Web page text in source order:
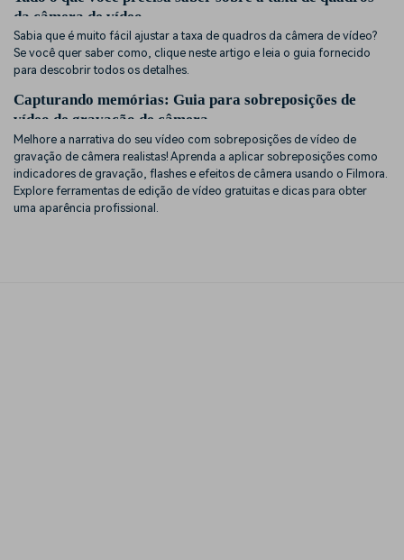
da câmera de vídeo
Sabia que é muito fácil ajustar a taxa de quadros da câmera de vídeo?
Se você quer saber como, clique neste artigo e leia o guia fornecido
para descobrir todos os detalhes.
Capturando memórias: Guia para sobreposições de
vídeo de gravação de câmera
Melhore a narrativa do seu vídeo com sobreposições de vídeo de
gravação de câmera realistas! Aprenda a aplicar sobreposições como
indicadores de gravação, flashes e efeitos de câmera usando o Filmora.
Explore ferramentas de edição de vídeo gratuitas e dicas para obter
uma aparência profissional.